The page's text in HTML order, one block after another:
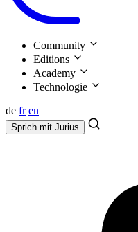
Community
Editions
Academy
Technologie
de fr en
Sprich mit Jurius